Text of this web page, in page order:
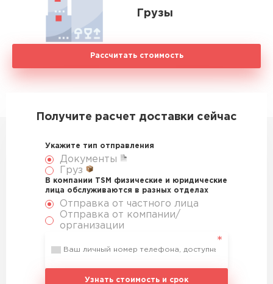
Грузы
Рассчитать стоимость
Получите расчет доставки сейчас
Укажите тип отправления
Документы
Груз
В компании TSM физические и юридические
лица обслуживаются в разных отделах
Отправка от частного лица
Отправка от компании/
организации
Узнать стоимость и срок